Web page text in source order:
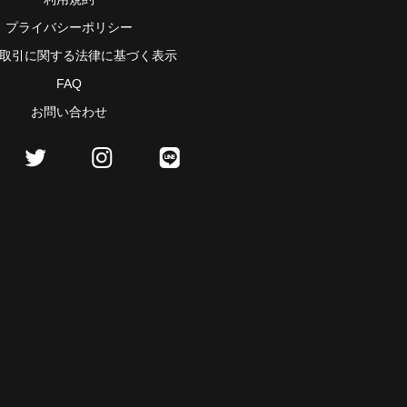
プライバシーポリシー
引に関する法律に基づく表示
FAQ
お問い合わせ